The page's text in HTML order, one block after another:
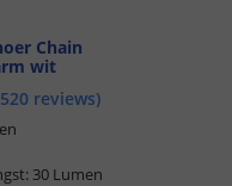
Chain
wit
520 reviews)
30 Lumen